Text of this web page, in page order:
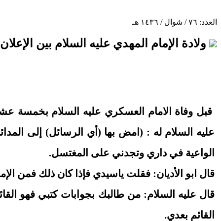
العدد: ٧٦ / شوال / ١٤٣٦ هـ
ولادة الإمام المهدي عليه السلام بين
قبل وفاة الامام العسكري عليه السلام بخمسة
عليه السلام له : (امض بها (أي الرسائل) إلى
الواعية في داري وتجدني على المغتسل.
قال ابو الأديان: فقلت ياسيدي فإذا كان ذلك فمن
قال عليه السلام: من طالبك بجوابات كتبي فهو
القائم بعدي.